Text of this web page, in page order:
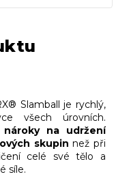
Slamball je rychlý,
všech úrovních.
nároky na udržení
skupin než při
celé své tělo a
síle.